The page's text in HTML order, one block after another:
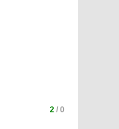
2/ 0